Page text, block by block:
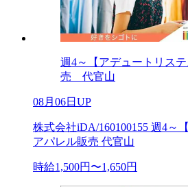
週4～【アデュートリス
売 代官山
08月06日UP
株式会社iDA/160100155 週4～
アパレル販売 代官山
時給1,500円〜1,650円